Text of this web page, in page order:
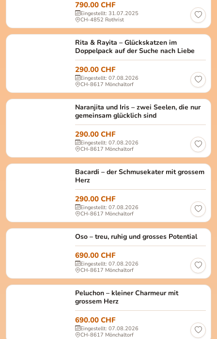
790.00 CHF
Eingestellt: 31.07.2025
CH-4852 Rothrist
Rita & Rayita – Glückskatzen im
Doppelpack auf der Suche nach Liebe
Rita & Rayita Rita: Weiblich, kastriert Rayita:
290.00 CHF
Eingestellt: 07.08.2026
CH-8617 Mönchaltorf
Naranjita und Iris – zwei Seelen, die nur
gemeinsam glücklich sind
Naranjita und Iris Naranjita (orange) und Iris
290.00 CHF
Eingestellt: 07.08.2026
CH-8617 Mönchaltorf
Bacardi – der Schmusekater mit grossem
Herz
Bacardi Geschlecht: Männlich, kastriert
290.00 CHF
Eingestellt: 07.08.2026
CH-8617 Mönchaltorf
Oso – treu, ruhig und grosses Potential
Oso Männlich, kastriert Alter: ca. August 2022
690.00 CHF
Eingestellt: 07.08.2026
CH-8617 Mönchaltorf
Peluchon – kleiner Charmeur mit
grossem Herz
Peluchon Männlich, kastriert Alter: ca. April 2023
690.00 CHF
Eingestellt: 07.08.2026
CH-8617 Mönchaltorf